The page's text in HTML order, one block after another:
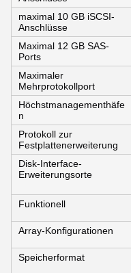
maximal 10 GB iSCSI-
Anschlüsse
Maximal 12 GB SAS-
Ports
Maximaler
Mehrprotokollport
Höchstmanagementhäfe
n
Protokoll zur
Festplattenerweiterung
Disk-Interface-
Erweiterungsorte
Funktionell
Array-Konfigurationen
Speicherformat